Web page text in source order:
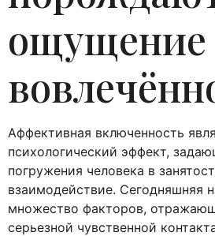
ощущение
Аффективная включенность
психологический эффект,
погружения человека в
взаимодействие. Сегодняшняя
множество факторов,
серьезной чувственной